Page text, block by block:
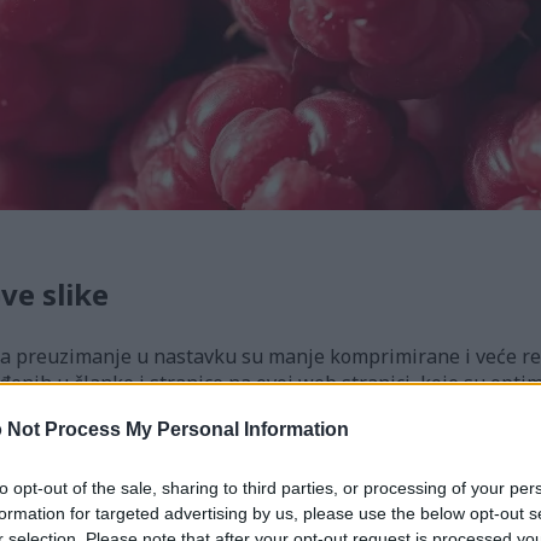
Not Process My Personal Information
opt-out of the sale, sharing to third parties, or processing of your
for targeted advertising by us, please use the below opt-out
slike
preuzimanje u nastavku su manje komprimirane i veće
u članke i stranice na ovoj web stranici, koje su
opsega.
x 768)